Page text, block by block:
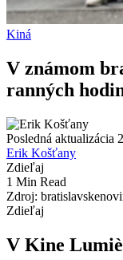
Kiná
V známom
ranných
Posledná aktualizácia
Erik Košťany
Zdieľaj
1 Min Read
Zdroj:
Zdieľaj
V Kine